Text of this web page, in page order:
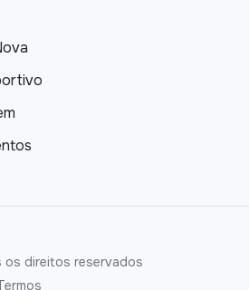
direitos reservados